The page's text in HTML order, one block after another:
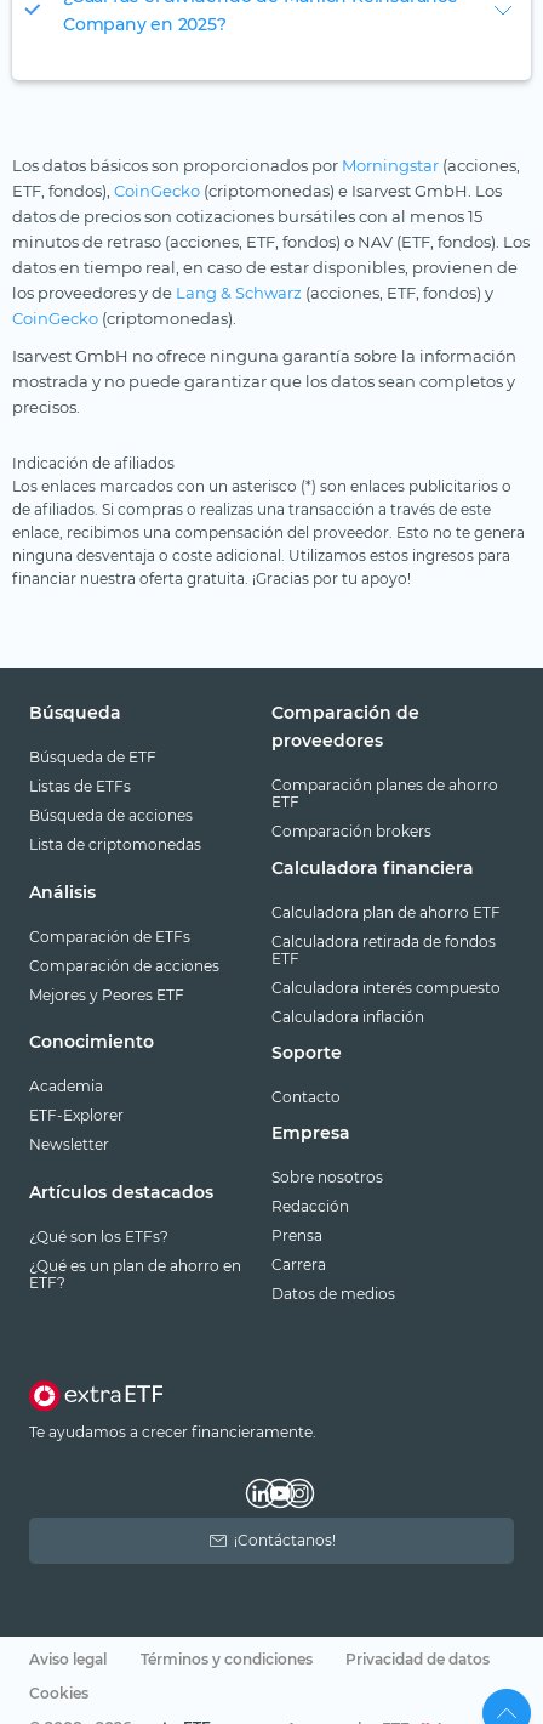
Company en 2025?
Los datos básicos son proporcionados por Morningstar (acciones,
ETF, fondos), CoinGecko (criptomonedas) e Isarvest GmbH. Los
datos de precios son cotizaciones bursátiles con al menos 15
minutos de retraso (acciones, ETF, fondos) o NAV (ETF, fondos). Los
datos en tiempo real, en caso de estar disponibles, provienen de
los proveedores y de Lang & Schwarz (acciones, ETF, fondos) y
CoinGecko (criptomonedas).
Isarvest GmbH no ofrece ninguna garantía sobre la información
mostrada y no puede garantizar que los datos sean completos y
precisos.
Indicación de afiliados
Los enlaces marcados con un asterisco (*) son enlaces publicitarios o
de afiliados. Si compras o realizas una transacción a través de este
enlace, recibimos una compensación del proveedor. Esto no te genera
ninguna desventaja o coste adicional. Utilizamos estos ingresos para
financiar nuestra oferta gratuita. ¡Gracias por tu apoyo!
Búsqueda
Búsqueda de ETF
Listas de ETFs
Búsqueda de acciones
Lista de criptomonedas
Análisis
Comparación de ETFs
Comparación de acciones
Mejores y Peores ETF
Conocimiento
Academia
ETF-Explorer
Newsletter
Artículos destacados
¿Qué son los ETFs?
¿Qué es un plan de ahorro en
ETF?
Comparación de
proveedores
Comparación planes de ahorro
ETF
Comparación brokers
Calculadora financiera
Calculadora plan de ahorro ETF
Calculadora retirada de fondos
ETF
Calculadora interés compuesto
Calculadora inflación
Soporte
Contacto
Empresa
Sobre nosotros
Redacción
Prensa
Carrera
Datos de medios
Te ayudamos a crecer financieramente.
¡Contáctanos!
Aviso legal Términos y condiciones
Privacidad de datos
Cookies